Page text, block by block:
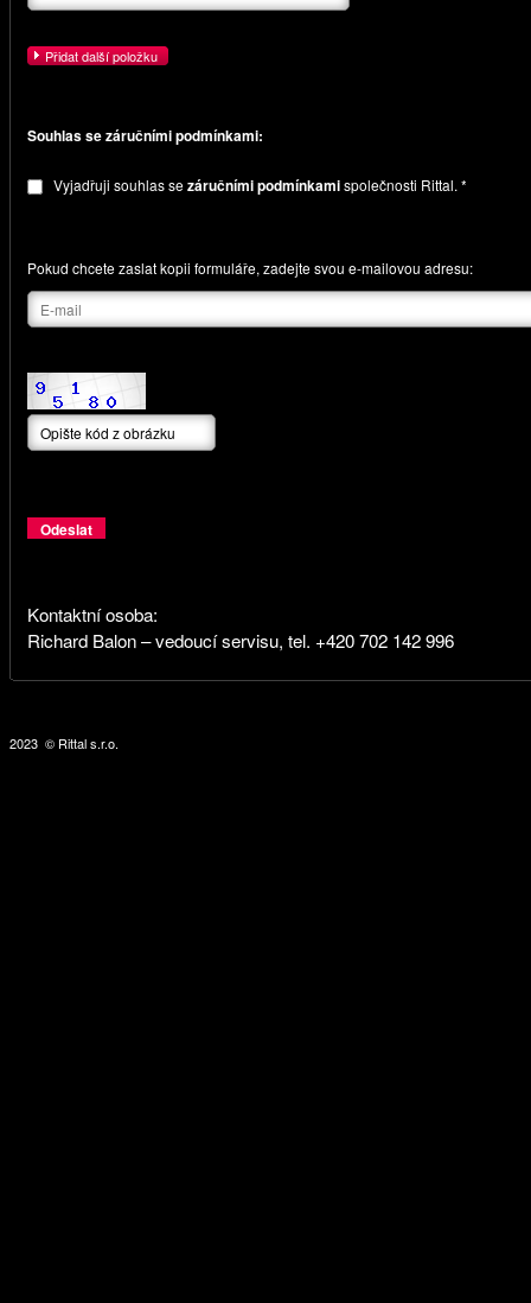
Přidat další položku
Souhlas se záručními podmínkami:
Vyjadřuji souhlas sezáručními podmínkamispolečnosti Rittal. *
Pokud chcete zaslat kopii formuláře, zadejte svou e-mailovou adresu:
Kontaktní osoba:
Richard Balon – vedoucí servisu, tel. +420 702 142 996
2023 © Rittal s.r.o.